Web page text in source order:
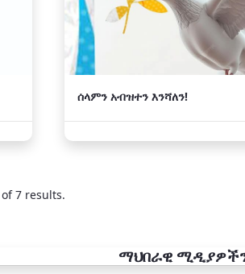
ሰላምን አብዝተን እንሻለን!
7 results.
ማህበራዊ